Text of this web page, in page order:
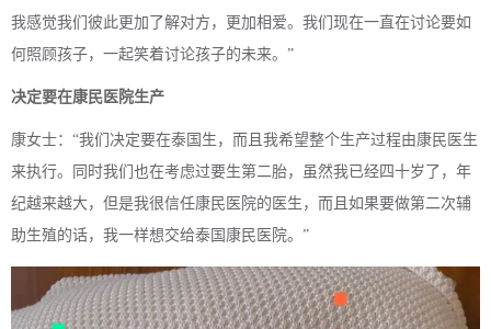
我感觉我们彼此更加了解对方，更加相爱。我们现在一直在讨论要如
何照顾孩子，一起笑着讨论孩子的未来。”
决定要在康民医院生产
康女士：“我们决定要在泰国生，而且我希望整个生产过程由康民医生
来执行。同时我们也在考虑过要生第二胎，虽然我已经四十岁了，年
纪越来越大，但是我很信任康民医院的医生，而且如果要做第二次辅
助生殖的话，我一样想交给泰国康民医院。”